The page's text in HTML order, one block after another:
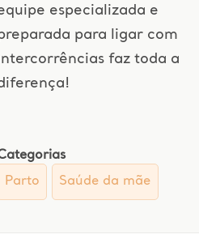
especializada e
para ligar com
faz toda a
Parto
Saúde da mãe